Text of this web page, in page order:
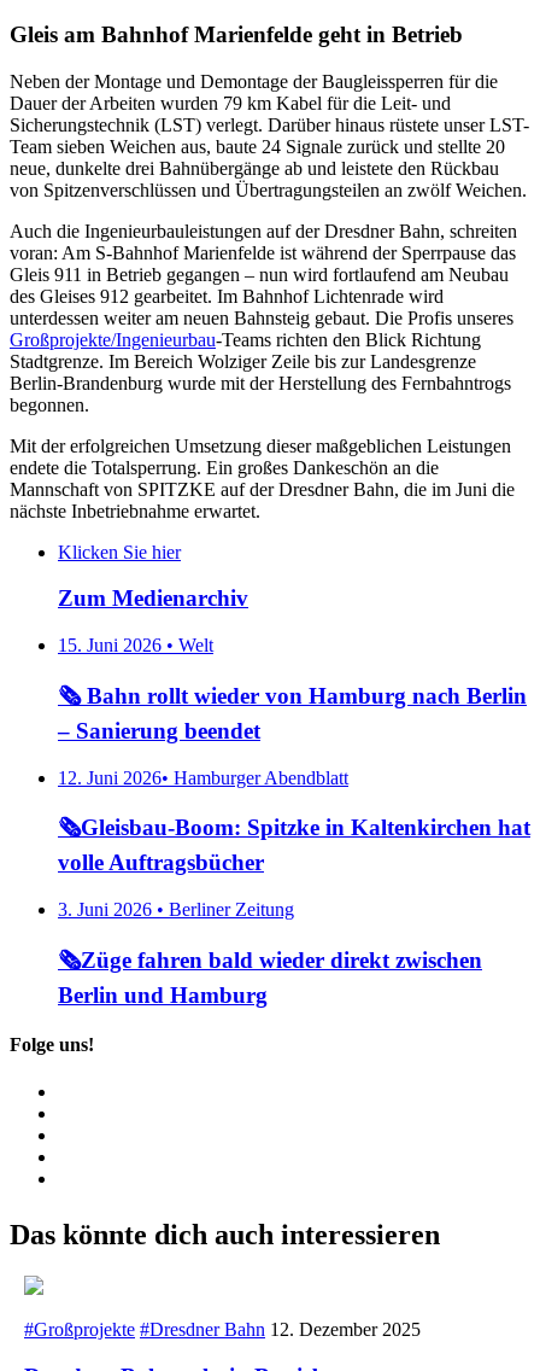
Gleis am Bahnhof Marienfelde geht in Betrieb
Neben der Montage und Demontage der Baugleissperren für die
Dauer der Arbeiten wurden 79 km Kabel für die Leit- und
Sicherungstechnik (LST) verlegt. Darüber hinaus rüstete unser LST-
Team sieben Weichen aus, baute 24 Signale zurück und stellte 20
neue, dunkelte drei Bahnübergänge ab und leistete den Rückbau
von Spitzenverschlüssen und Übertragungsteilen an zwölf Weichen.
Auch die Ingenieurbauleistungen auf der Dresdner Bahn, schreiten
voran: Am S-Bahnhof Marienfelde ist während der Sperrpause das
Gleis 911 in Betrieb gegangen – nun wird fortlaufend am Neubau
des Gleises 912 gearbeitet. Im Bahnhof Lichtenrade wird
unterdessen weiter am neuen Bahnsteig gebaut. Die Profis unseres
Großprojekte/Ingenieurbau-Teams richten den Blick Richtung
Stadtgrenze. Im Bereich Wolziger Zeile bis zur Landesgrenze
Berlin-Brandenburg wurde mit der Herstellung des Fernbahntrogs
begonnen.
Mit der erfolgreichen Umsetzung dieser maßgeblichen Leistungen
endete die Totalsperrung. Ein großes Dankeschön an die
Mannschaft von SPITZKE auf der Dresdner Bahn, die im Juni die
nächste Inbetriebnahme erwartet.
Klicken Sie hier
Zum Medienarchiv
15. Juni 2026 • Welt
🗞️ Bahn rollt wieder von Hamburg nach Berlin
– Sanierung beendet
12. Juni 2026• Hamburger Abendblatt
🗞️Gleisbau-Boom: Spitzke in Kaltenkirchen hat
volle Auftragsbücher
3. Juni 2026 • Berliner Zeitung
🗞️Züge fahren bald wieder direkt zwischen
Berlin und Hamburg
Folge uns!
Das könnte dich auch interessieren
#Großprojekte #Dresdner Bahn 12. Dezember 2025